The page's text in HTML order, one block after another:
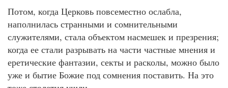
Потом, когда Церковь повсеместно ослабла,
наполнилась странными и сомнительными
служителями, стала объектом насмешек и презрения;
когда ее стали разрывать на части частные мнения и
еретические фантазии, секты и расколы, можно было
уже и бытие Божие под сомнения поставить. На это